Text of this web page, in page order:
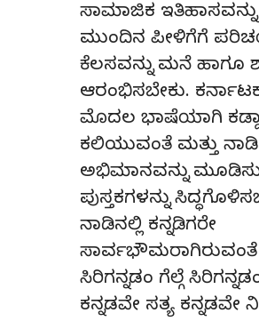
ಸಾಮಾಜಿಕ
ಮುಂದಿನ ಪೀಳಿಗೆಗೆ
ಕೆಲಸವನ್ನು ಮನೆ ಹಾಗೂ
ಆರಂಭಿಸಬೇಕು.
ಮೊದಲ ಭಾಷೆಯಾಗಿ
ಕಲಿಯುವಂತೆ ಮತ್ತು
ಅಭಿಮಾನವನ್ನು
ಪುಸ್ತಕಗಳನ್ನು
ನಾಡಿನಲ್ಲಿ ಕನ್ನಡಿಗರೇ
ಸಾರ್ವಭೌಮರಾಗಿರುವಂತೆ
ಸಿರಿಗನ್ನಡಂ ಗೆಲ್ಗೆ
ಕನ್ನಡವೇ ಸತ್ಯ ಕನ್ನಡವೇ